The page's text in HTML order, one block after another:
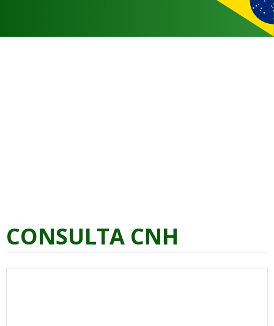
CONSULTA CNH